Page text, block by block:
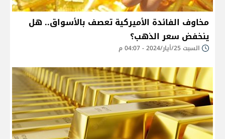
مخاوف الفائدة الأميركية تعصف بالأسواق.. هل
ينخفض سعر الذهب؟
السبت 25/أيار/2024 - 04:07 م